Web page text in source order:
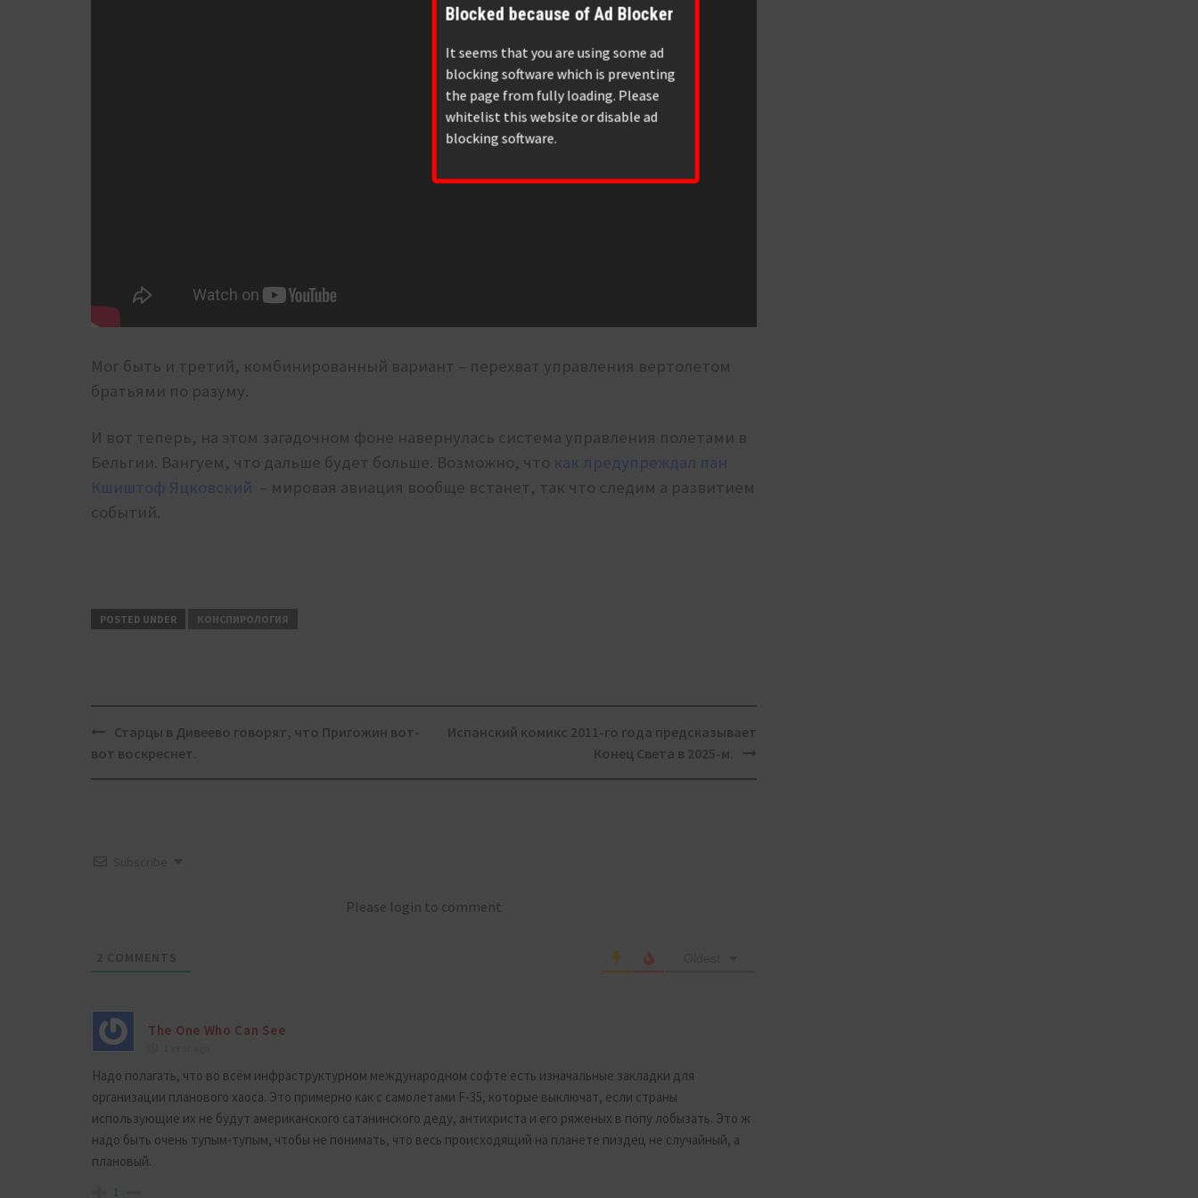
Мог быть и третий, комбинированный вариант – перехват управления вертолетом
братьями по разуму.
И вот теперь, на этом загадочном фоне навернулась система управления полетами в
Бельгии. Вангуем, что дальше будет больше. Возможно, что как предупреждал пан
Кшиштоф Яцковский – мировая авиация вообще встанет, так что следим а развитием
событий.
POSTED UNDER КОНСПИРОЛОГИЯ
Post
navigation
Старцы в Дивеево говорят, что Пригожин вот-
вот воскреснет.
Испанский комикс 2011-го года предсказывает
Конец Света в 2025-м.
Please login to comment
The One Who Can See
Надо полагать, что во всём инфраструктурном международном софте есть изначальные закладки для
организации планового хаоса. Это примерно как с самолётами F-35, которые выключат, если страны
использующие их не будут американского сатанинского деду, антихриста и его ряженых в попу лобызать. Это ж
надо быть очень тупым-тупым, чтобы не понимать, что весь происходящий на планете пиздец не случайный, а
плановый.
1
Blocked because of Ad Blocker
It seems that you are using some ad
blocking software which is preventing
the page from fully loading. Please
whitelist this website or disable ad
blocking software.